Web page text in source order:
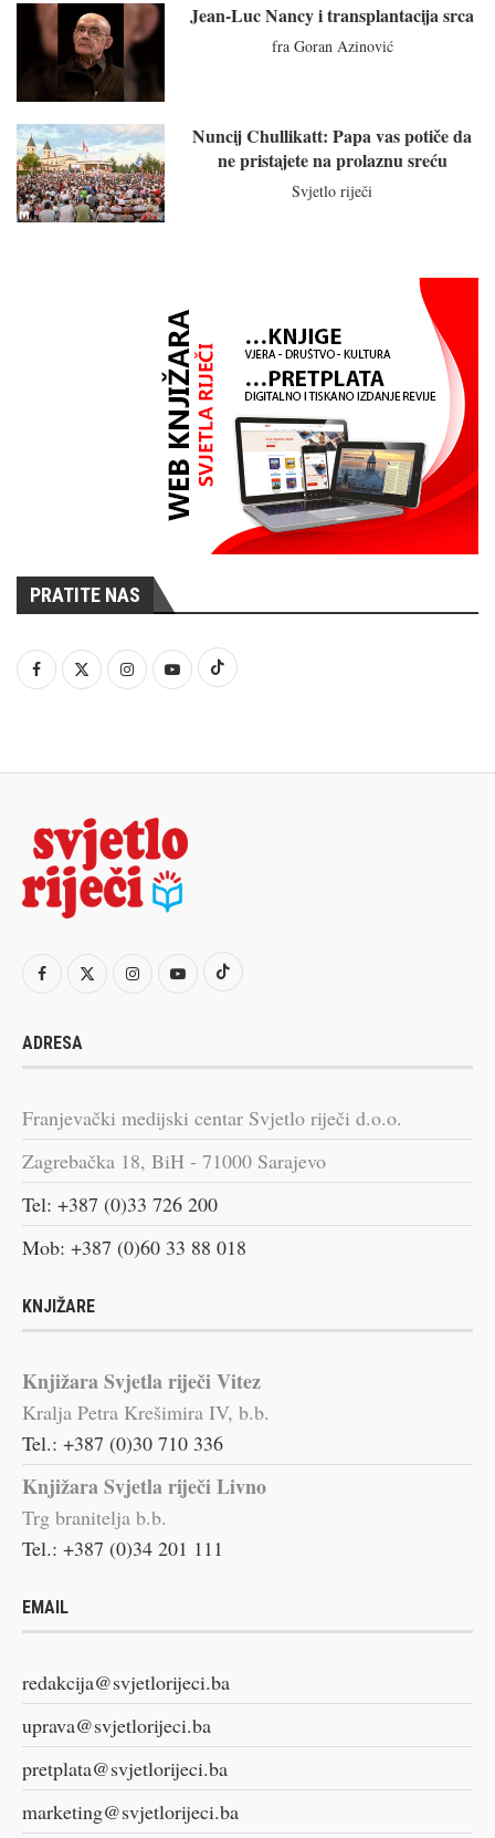
Jean-Luc Nancy i transplantacija srca
fra Goran Azinović
Nuncij Chullikatt: Papa vas potiče da
ne pristajete na prolaznu sreću
Svjetlo riječi
PRATITE NAS
ADRESA
Franjevački medijski centar Svjetlo riječi d.o.o.
Zagrebačka 18, BiH - 71000 Sarajevo
Tel: +387 (0)33 726 200
Mob: +387 (0)60 33 88 018
KNJIŽARE
Knjižara Svjetla riječi Vitez
Kralja Petra Krešimira IV, b.b.
Tel.: +387 (0)30 710 336
Knjižara Svjetla riječi Livno
Trg branitelja b.b.
Tel.: +387 (0)34 201 111
EMAIL
redakcija@svjetlorijeci.ba
uprava@svjetlorijeci.ba
pretplata@svjetlorijeci.ba
marketing@svjetlorijeci.ba